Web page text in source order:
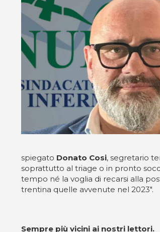
spiegato Donato Cosi, segretario
soprattutto al triage o in pronto
tempo né la voglia di recarsi alla
trentina quelle avvenute nel 2023".
Sempre più vicini ai nostri lettori.